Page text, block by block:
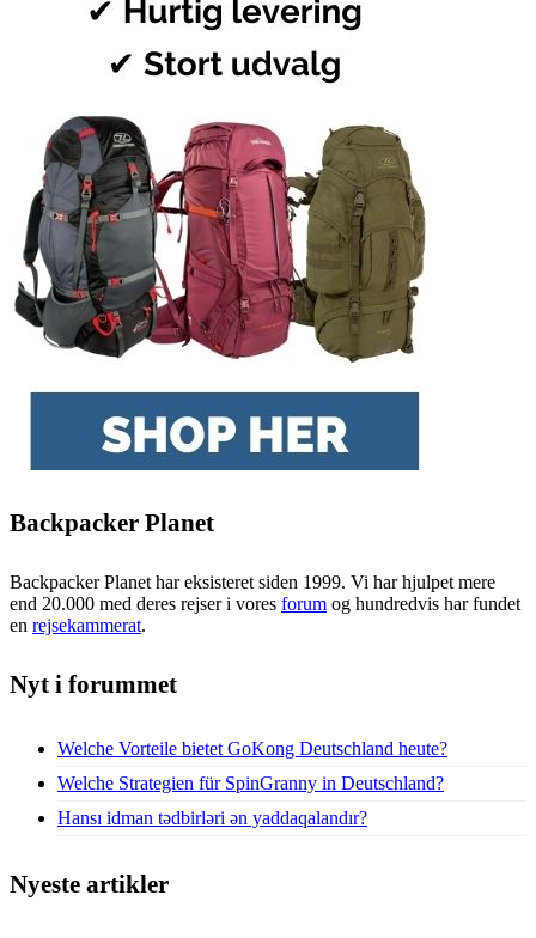
Backpacker Planet
Backpacker Planet har eksisteret siden 1999. Vi har hjulpet mere
end 20.000 med deres rejser i vores forum og hundredvis har fundet
en rejsekammerat.
Nyt i forummet
Welche Vorteile bietet GoKong Deutschland heute?
Welche Strategien für SpinGranny in Deutschland?
Hansı idman tədbirləri ən yaddaqalandır?
Nyeste artikler